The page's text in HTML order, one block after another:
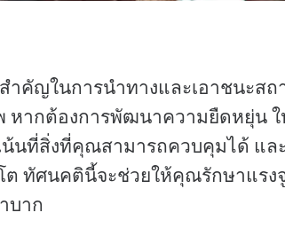
ำคัญในการนำทางและเอาชนะส
หากต้องการพัฒนาความยืดหยุ่น ใ
น้นที่สิ่งที่คุณสามารถควบคุมได้ แล
ต ทัศนคตินี้จะช่วยให้คุณรักษาแรง
บาก